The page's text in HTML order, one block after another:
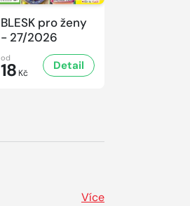
BLESK pro ženy
- 27/2026
od
18 Kč
Detail
Více